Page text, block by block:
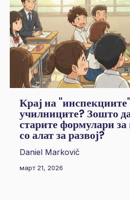
Крај на
училниците? Зошто
старите формулари
со алат за развој?
Daniel Markovič
март 21, 2026